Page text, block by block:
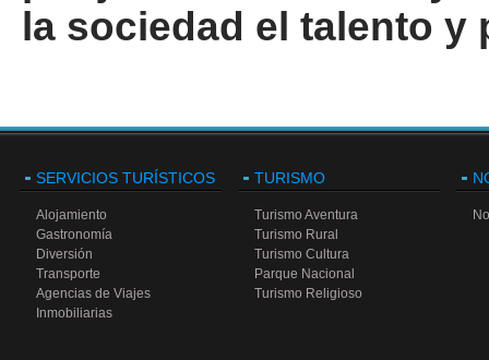
la sociedad el talento y
SERVICIOS TURÍSTICOS
Alojamiento
Gastronomía
Diversión
Transporte
Agencias de Viajes
Inmobiliarias
TURISMO
Turismo Aventura
Turismo Rural
Turismo Cultura
Parque Nacional
Turismo Religioso